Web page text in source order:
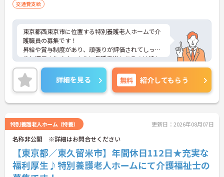
交通費支給
東京都西東京市に位置する特別養護老人ホームで介
護職員の募集です！
昇給や賞与制度があり、頑張りが評価されてしっか
りと還元されます。さらに各種手当もあるのは嬉し
いポイントです◎残業ほぼなしのため仕事と私生活
の調和がとりやすい環境となっております！丁寧な
研修とフォロー体制で、ご自身のスキルアップもで
きます！
こちらの求人にご興味がございましたら面接のポイ
ます。
詳細を見る 無料 紹介してもらう
特別養護老人ホーム（特養） 更新日：2026年08月07日
名称非公開 ※詳細はお問合せください
【東京都／東久留米市】年間休日112日★充実な
福利厚生♪特別養護老人ホームにて介護福祉士の